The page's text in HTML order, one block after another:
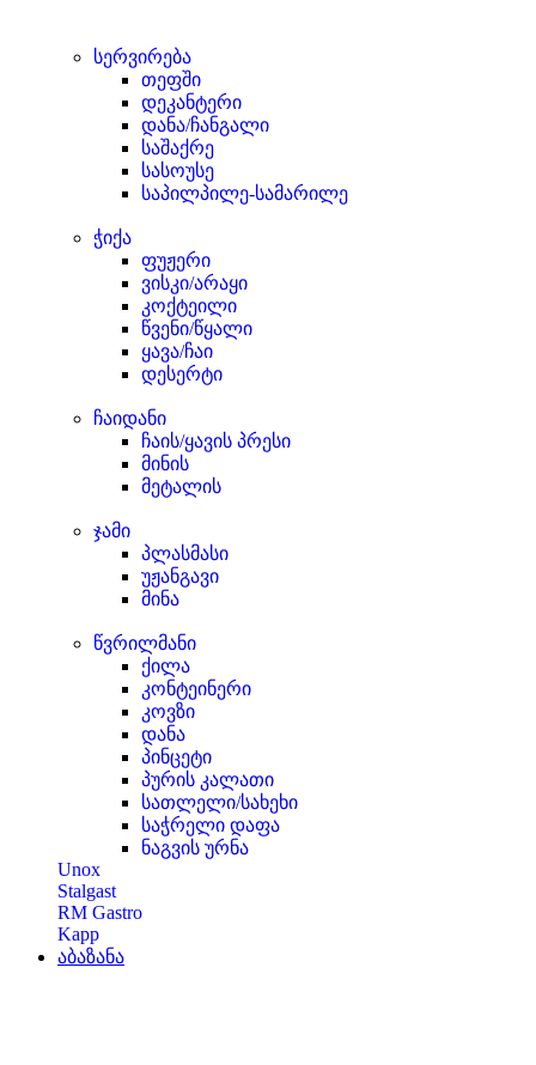
სერვირება
თეფში
დეკანტერი
დანა/ჩანგალი
საშაქრე
სასოუსე
საპილპილე-სამარილე
ჭიქა
ფუჟერი
ვისკი/არაყი
კოქტეილი
წვენი/წყალი
ყავა/ჩაი
დესერტი
ჩაიდანი
ჩაის/ყავის პრესი
მინის
მეტალის
ჯამი
პლასმასი
უჟანგავი
მინა
წვრილმანი
ქილა
კონტეინერი
კოვზი
დანა
პინცეტი
პურის კალათი
სათლელი/სახეხი
საჭრელი დაფა
ნაგვის ურნა
Unox
Stalgast
RM Gastro
Kapp
აბაზანა